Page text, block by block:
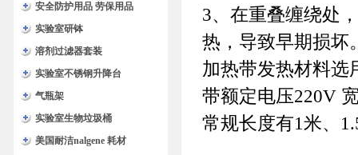
安全防护用品 劳保用品
实验室研钵
溶剂过滤器套装
实验室不锈钢升降台
气瓶架
实验室生物垃圾桶
美国耐洁nalgene 耗材
3、在重叠缠绕处
热，导致早期损坏
加热带发热材料选
带额定电压220V
常规长度有1米、